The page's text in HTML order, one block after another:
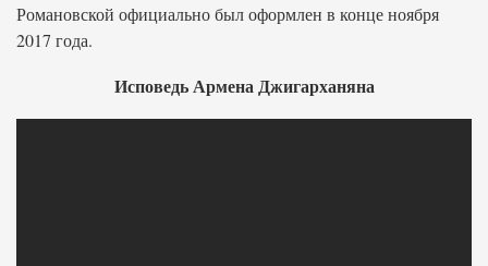
Романовской официально был оформлен в конце ноября
2017 года.
Исповедь Армена Джигарханяна